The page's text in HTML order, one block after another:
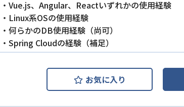
・Vue.js、Angular、Reactいずれかの使用経験
・Linux系OSの使用経験
・何らかのDB使用経験（尚可）
・Spring Cloudの経験（補足）
お気に入り